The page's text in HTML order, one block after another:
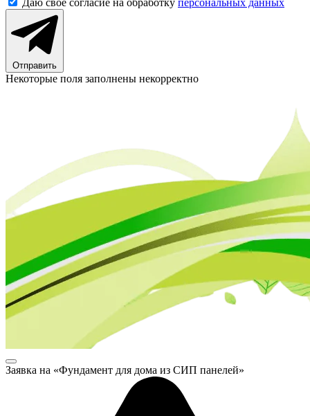
Отправить
Некоторые поля заполнены некорректно
Заявка на «Фундамент для дома из СИП панелей»